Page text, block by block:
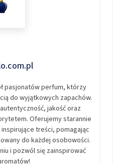
pasjonatów perfum, którzy
do wyjątkowych zapachów.
jakość oraz
Oferujemy starannie
treści, pomagając
do każdej osobowości.
i pozwól się zainspirować